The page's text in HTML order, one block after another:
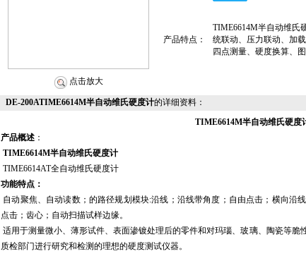
点击放大
产品特点：
TIME6614M半自动维氏
统联动、压力联动、加
四点测量、硬度换算、
DE-200ATIME6614M半自动维氏硬度计的详细资料：
TIME6614M半自动维氏硬度
产品概述 ：
TIME6614M半自动维氏硬度计
TIME6614AT全自动维氏硬度计
功能特点：
自动聚焦、自动读数；的路径规划模块:沿线；沿线带角度；自由点击；横向沿
点击；齿心；自动扫描试样边缘。
适用于测量微小、薄形试件、表面渗镀处理后的零件和对玛瑙、玻璃、陶瓷等脆
质检部门进行研究和检测的理想的硬度测试仪器。